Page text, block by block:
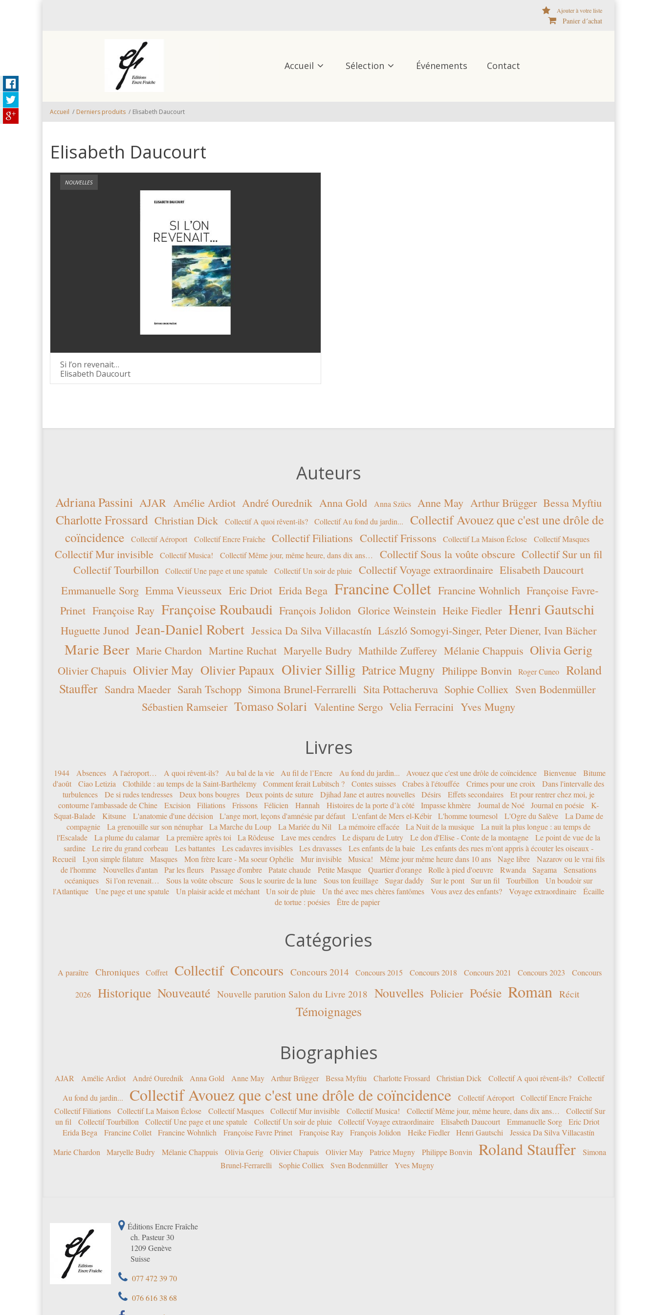
Ajouter à votre liste
Panier d´achat
Accueil Sélection Événements Contact
Accueil / Derniers produits / Elisabeth Daucourt
Elisabeth Daucourt
NOUVELLES
Si l’on revenait…
Elisabeth Daucourt
Auteurs
Adriana Passini AJAR Amélie Ardiot André Ourednik Anna Gold Anna Szücs Anne May Arthur Brügger Bessa Myftiu
Charlotte Frossard Christian Dick Collectif A quoi rêvent-ils? Collectif Au fond du jardin...
Collectif Avouez que c'est une drôle de
coïncidence
Collectif Aéroport Collectif Encre Fraîche Collectif Filiations Collectif Frissons Collectif La Maison Éclose Collectif Masques
Collectif Mur invisible Collectif Musica! Collectif Même jour, même heure, dans dix ans… Collectif Sous la voûte obscure Collectif Sur un fil
Collectif Tourbillon
Collectif Une page et une spatule Collectif Un soir de pluie Collectif Voyage extraordinaire Elisabeth Daucourt
Emmanuelle Sorg Emma Vieusseux Eric Driot Erida Bega Francine Collet Francine Wohnlich Françoise Favre-
Prinet Françoise Ray Françoise Roubaudi François Jolidon Glorice Weinstein Heike Fiedler Henri Gautschi
Huguette Junod Jean-Daniel Robert Jessica Da Silva Villacastín László Somogyi-Singer, Peter Diener, Ivan Bächer
Marie Beer Marie Chardon Martine Ruchat Maryelle Budry Mathilde Zufferey Mélanie Chappuis Olivia Gerig
Olivier Chapuis Olivier May Olivier Papaux Olivier Sillig Patrice Mugny Philippe Bonvin Roger Cuneo
Roland
Stauffer Sandra Maeder Sarah Tschopp Simona Brunel-Ferrarelli Sita Pottacheruva Sophie Colliex Sven Bodenmüller
Sébastien Ramseier Tomaso Solari Valentine Sergo Velia Ferracini Yves Mugny
Livres
1944 Absences A l'aéroport… A quoi rêvent-ils? Au bal de la vie Au fil de l’Encre Au fond du jardin... Avouez que c'est une drôle de coïncidence Bienvenue
Bitume
d'août
Ciao Letizia Clothilde : au temps de la Saint-Barthélemy Comment ferait Lubitsch ? Contes suisses Crabes à l'étouffée Crimes pour une croix
Dans l'intervalle des
turbulences
De si rudes tendresses Deux bons bougres Deux points de suture Djihad Jane et autres nouvelles Désirs Effets secondaires
Et pour rentrer chez moi, je
contourne l'ambassade de Chine
Excision Filiations Frissons Félicien Hannah Histoires de la porte d’à côté Impasse khmère Journal de Noé Journal en poésie
K-
Squat-Balade
Kitsune L'anatomie d'une décision L'ange mort, leçons d'amnésie par défaut L'enfant de Mers el-Kébir L'homme tournesol L'Ogre du Salève
La Dame de
compagnie
La grenouille sur son nénuphar La Marche du Loup La Mariée du Nil La mémoire effacée La Nuit de la musique
La nuit la plus longue : au temps de
l'Escalade
La plume du calamar La première après toi La Rôdeuse Lave mes cendres Le disparu de Lutry Le don d'Elise - Conte de la montagne
Le point de vue de la
sardine
Le rire du grand corbeau Les battantes Les cadavres invisibles Les dravasses Les enfants de la baie
Les enfants des rues m’ont appris à écouter les oiseaux -
Recueil
Lyon simple filature Masques Mon frère Icare - Ma soeur Ophélie Mur invisible Musica! Même jour même heure dans 10 ans Nage libre
Nazarov ou le vrai fils
de l'homme
Nouvelles d'antan Par les fleurs Passage d'ombre Patate chaude Petite Masque Quartier d'orange Rolle à pied d'oeuvre Rwanda Sagama
Sensations
océaniques
Si l’on revenait… Sous la voûte obscure Sous le sourire de la lune Sous ton feuillage Sugar daddy Sur le pont Sur un fil Tourbillon
Un boudoir sur
l'Atlantique
Une page et une spatule Un plaisir acide et méchant Un soir de pluie Un thé avec mes chères fantômes Vous avez des enfants? Voyage extraordinaire
Écaille
de tortue : poésies
Être de papier
Catégories
A paraître Chroniques Coffret Collectif Concours Concours 2014 Concours 2015 Concours 2018 Concours 2021 Concours 2023 Concours
2026 Historique Nouveauté Nouvelle parution Salon du Livre 2018 Nouvelles Policier Poésie Roman Récit
Témoignages
Biographies
AJAR Amélie Ardiot André Ourednik Anna Gold Anne May Arthur Brügger Bessa Myftiu Charlotte Frossard Christian Dick Collectif A quoi rêvent-ils?
Collectif
Au fond du jardin...
Collectif Avouez que c'est une drôle de coïncidence Collectif Aéroport
Collectif Encre Fraîche
Collectif Filiations
Collectif La Maison Éclose Collectif Masques Collectif Mur invisible Collectif Musica! Collectif Même jour, même heure, dans dix ans…
Collectif Sur
un fil
Collectif Tourbillon Collectif Une page et une spatule Collectif Un soir de pluie Collectif Voyage extraordinaire Elisabeth Daucourt Emmanuelle Sorg
Eric Driot
Erida Bega
Francine Collet Francine Wohnlich Françoise Favre Prinet Françoise Ray François Jolidon Heike Fiedler Henri Gautschi
Jessica Da Silva Villacastín
Marie Chardon
Maryelle Budry Mélanie Chappuis Olivia Gerig Olivier Chapuis Olivier May Patrice Mugny Philippe Bonvin Roland Stauffer
Simona
Brunel-Ferrarelli
Sophie Colliex Sven Bodenmüller Yves Mugny
Éditions Encre Fraîche
ch. Pasteur 30
1209 Genève
Suisse
077 472 39 70
076 616 38 68